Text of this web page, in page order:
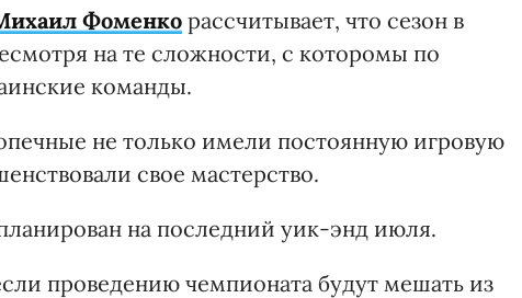
Фоменкорассчитывает, что сезон в
на те сложности, с которомы по
команды.
не только имели постоянную игровую
свое мастерство.
на последний уик-энд июля.
проведению чемпионата будут мешать из